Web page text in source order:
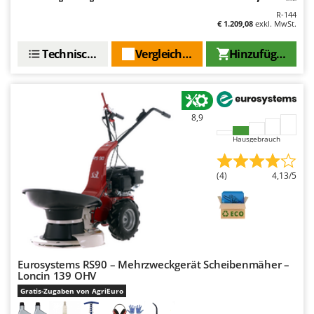
Rato
Redback
River Systems
Robomow
Rossofuoco
Rover Pompe
Royal Food
Ryobi
S
S.T.P.
R-144
€ 1.209,08 exkl. MwSt.
Hinzufügen
Vergleichen Sie
Technische Daten
8,9
Hausgebrauch
(4) 4,13/5
Eurosystems RS90 – Mehrzweckgerät Scheibenmäher –
Loncin 139 OHV
Gratis-Zugaben von AgriEuro